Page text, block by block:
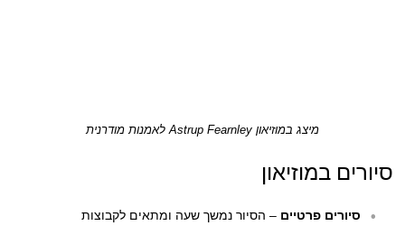
מיצג במוזיאון Astrup Fearnley לאמנות מודרנית
סיורים במוזיאון
סיורים פרטיים – הסיור נמשך שעה ומתאים לקבוצות